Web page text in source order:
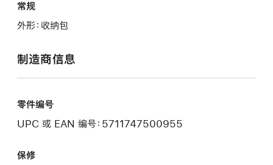
常规
外形：收纳包
制造商信息
零件编号
UPC 或 EAN 编号：5711747500955
保修